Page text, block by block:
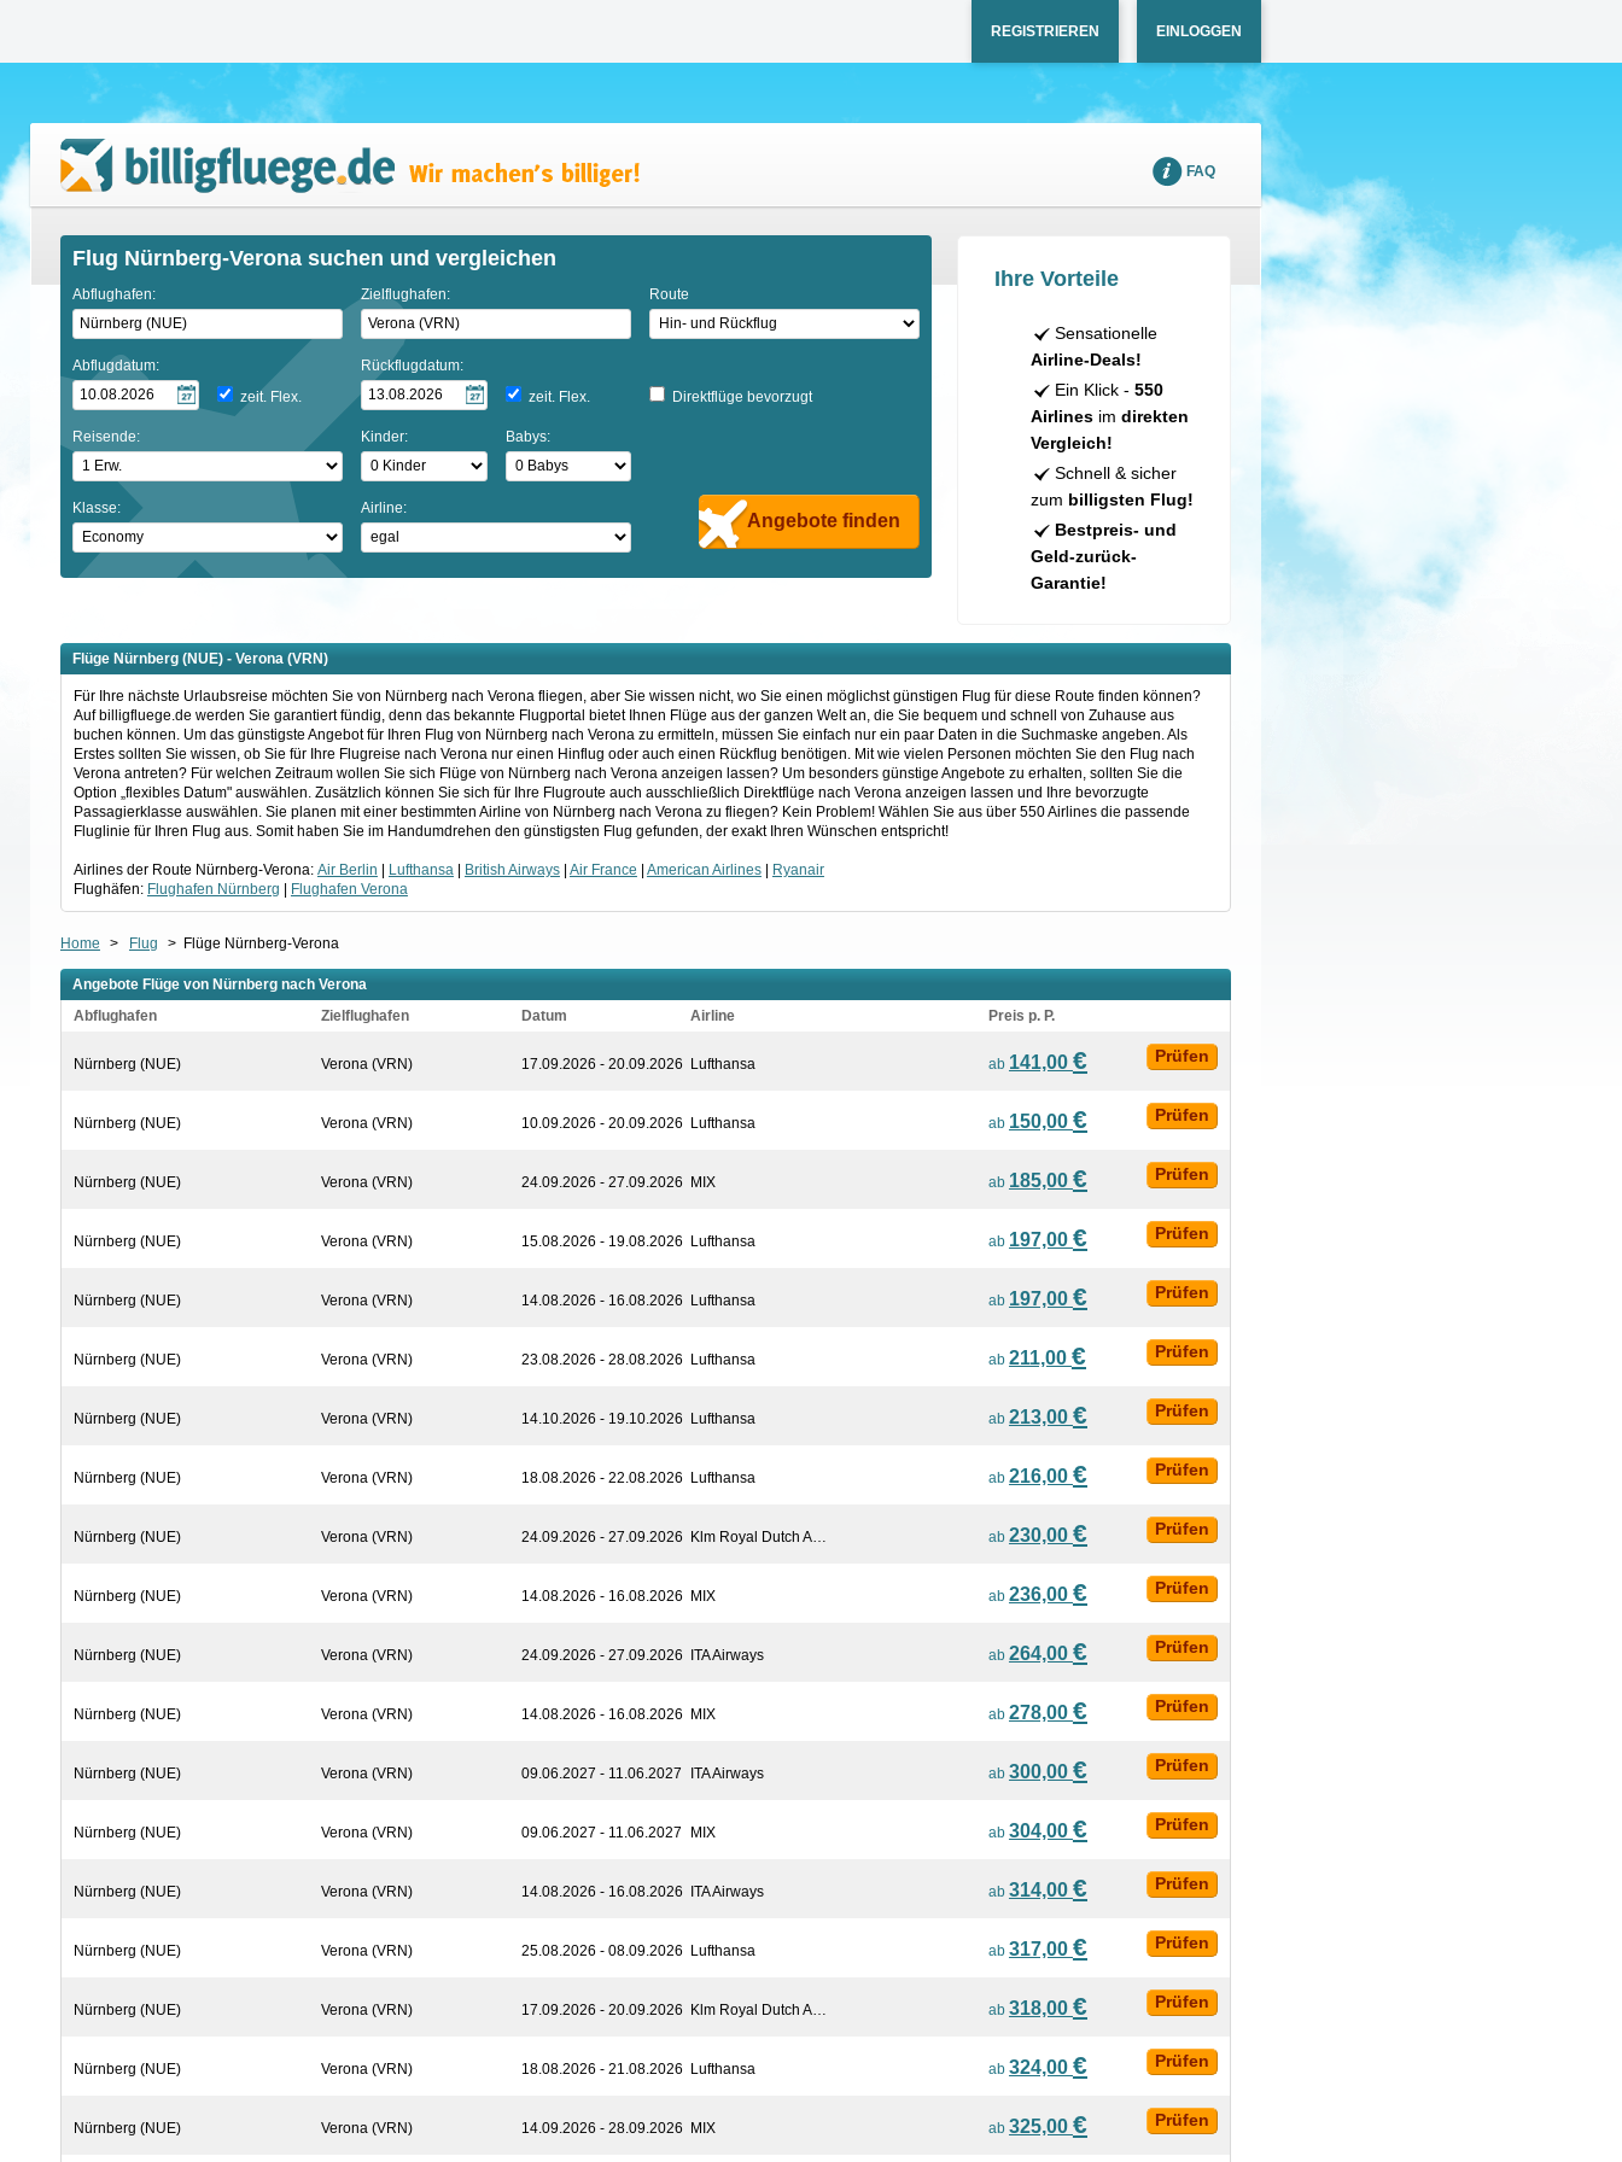
REGISTRIEREN EINLOGGEN
FAQ
Flug Nürnberg-Verona suchen und vergleichen
Abflughafen: Zielflughafen: Route
Abflugdatum:
zeit. Flex.
Rückflugdatum:
zeit. Flex.
Direktflüge bevorzugt
Reisende: Kinder: Babys:
Klasse: Airline:
Angebote finden
Ihre Vorteile
Sensationelle
Airline-Deals!
Ein Klick - 550
Airlinesim direkten
Vergleich!
Schnell & sicher
zum billigsten Flug!
Bestpreis- und
Geld-zurück-
Garantie!
Flüge Nürnberg (NUE) - Verona (VRN)
Für Ihre nächste Urlaubsreise möchten Sie von Nürnberg nach Verona fliegen, aber Sie wissen nicht, wo Sie einen möglichst günstigen Flug für diese Route finden können?
Auf billigfluege.de werden Sie garantiert fündig, denn das bekannte Flugportal bietet Ihnen Flüge aus der ganzen Welt an, die Sie bequem und schnell von Zuhause aus
buchen können. Um das günstigste Angebot für Ihren Flug von Nürnberg nach Verona zu ermitteln, müssen Sie einfach nur ein paar Daten in die Suchmaske angeben. Als
Erstes sollten Sie wissen, ob Sie für Ihre Flugreise nach Verona nur einen Hinflug oder auch einen Rückflug benötigen. Mit wie vielen Personen möchten Sie den Flug nach
Verona antreten? Für welchen Zeitraum wollen Sie sich Flüge von Nürnberg nach Verona anzeigen lassen? Um besonders günstige Angebote zu erhalten, sollten Sie die
Option „flexibles Datum" auswählen. Zusätzlich können Sie sich für Ihre Flugroute auch ausschließlich Direktflüge nach Verona anzeigen lassen und Ihre bevorzugte
Passagierklasse auswählen. Sie planen mit einer bestimmten Airline von Nürnberg nach Verona zu fliegen? Kein Problem! Wählen Sie aus über 550 Airlines die passende
Fluglinie für Ihren Flug aus. Somit haben Sie im Handumdrehen den günstigsten Flug gefunden, der exakt Ihren Wünschen entspricht!
Airlines der Route Nürnberg-Verona: Air Berlin Lufthansa| British Airways| Air France American Airlines|
Ryanair
Flughäfen: Flughafen Nürnberg Flughafen Verona
Home > Flug > Flüge Nürnberg-Verona
Angebote Flüge von Nürnberg nach Verona
Abflughafen
Zielflughafen Datum Airline Preis p. P.
Nürnberg (NUE) Verona (VRN) 17.09.2026 - 20.09.2026 Lufthansa ab 141,00 € Prüfen
Nürnberg (NUE) Verona (VRN) 10.09.2026 - 20.09.2026 Lufthansa ab 150,00 € Prüfen
Nürnberg (NUE) Verona (VRN) 24.09.2026 - 27.09.2026 MIX ab 185,00 € Prüfen
Nürnberg (NUE) Verona (VRN) 15.08.2026 - 19.08.2026 Lufthansa ab 197,00 € Prüfen
Nürnberg (NUE) Verona (VRN) 14.08.2026 - 16.08.2026 Lufthansa ab 197,00 € Prüfen
Nürnberg (NUE) Verona (VRN) 23.08.2026 - 28.08.2026 Lufthansa ab 211,00 € Prüfen
Nürnberg (NUE) Verona (VRN) 14.10.2026 - 19.10.2026 Lufthansa ab 213,00 € Prüfen
Nürnberg (NUE) Verona (VRN) 18.08.2026 - 22.08.2026 Lufthansa ab 216,00 € Prüfen
Nürnberg (NUE) Verona (VRN) 24.09.2026 - 27.09.2026 Klm Royal Dutch A… ab 230,00 € Prüfen
Nürnberg (NUE) Verona (VRN) 14.08.2026 - 16.08.2026 MIX ab 236,00 € Prüfen
Nürnberg (NUE) Verona (VRN) 24.09.2026 - 27.09.2026 ITA Airways ab 264,00 € Prüfen
Nürnberg (NUE) Verona (VRN) 14.08.2026 - 16.08.2026 MIX ab 278,00 € Prüfen
Nürnberg (NUE) Verona (VRN) 09.06.2027 - 11.06.2027 ITA Airways ab 300,00 € Prüfen
Nürnberg (NUE) Verona (VRN) 09.06.2027 - 11.06.2027 MIX ab 304,00 € Prüfen
Nürnberg (NUE) Verona (VRN) 14.08.2026 - 16.08.2026 ITA Airways ab 314,00 € Prüfen
Nürnberg (NUE) Verona (VRN) 25.08.2026 - 08.09.2026 Lufthansa ab 317,00 € Prüfen
Nürnberg (NUE) Verona (VRN) 17.09.2026 - 20.09.2026 Klm Royal Dutch A… ab 318,00 € Prüfen
Nürnberg (NUE) Verona (VRN) 18.08.2026 - 21.08.2026 Lufthansa ab 324,00 € Prüfen
Nürnberg (NUE) Verona (VRN) 14.09.2026 - 28.09.2026 MIX ab 325,00 € Prüfen